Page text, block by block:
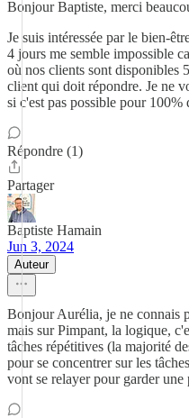
Bonjour Baptiste, merci
Je suis intéressée par le bien-
4 jours me semble impossible
où nos clients sont disponibles
client qui doit répondre. Je ne
si c'est pas possible pour 100%
Répondre (1)
Partager
Baptiste Hamain
Jun 3, 2024
Auteur
Bonjour Aurélia, je ne connais
mais sur Pimpant, la logique,
tâches répétitives (la majorité
pour se concentrer sur les
vont se relayer pour garder une